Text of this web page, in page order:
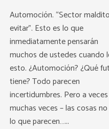
Automoción. “Sector
evitar”. Esto es lo que
inmediatamente pensarán
muchos de ustedes cuando
esto. ¿Automoción? ¿Qué
tiene? Todo parecen
incertidumbres. Pero a
muchas veces – las cosas
lo que parecen…...